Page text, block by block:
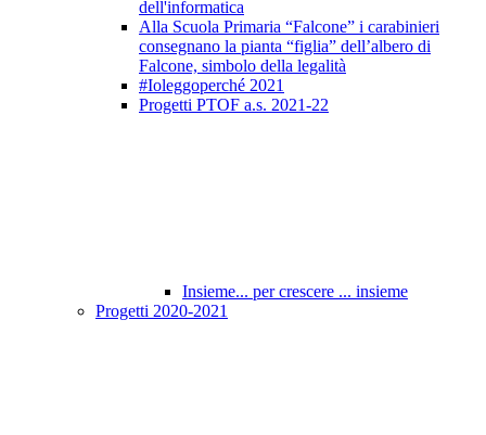
dell'informatica
Alla Scuola Primaria “Falcone” i carabinieri
consegnano la pianta “figlia” dell’albero di
Falcone, simbolo della legalità
#Ioleggoperché 2021
Progetti PTOF a.s. 2021-22
Insieme... per crescere ... insieme
Progetti 2020-2021